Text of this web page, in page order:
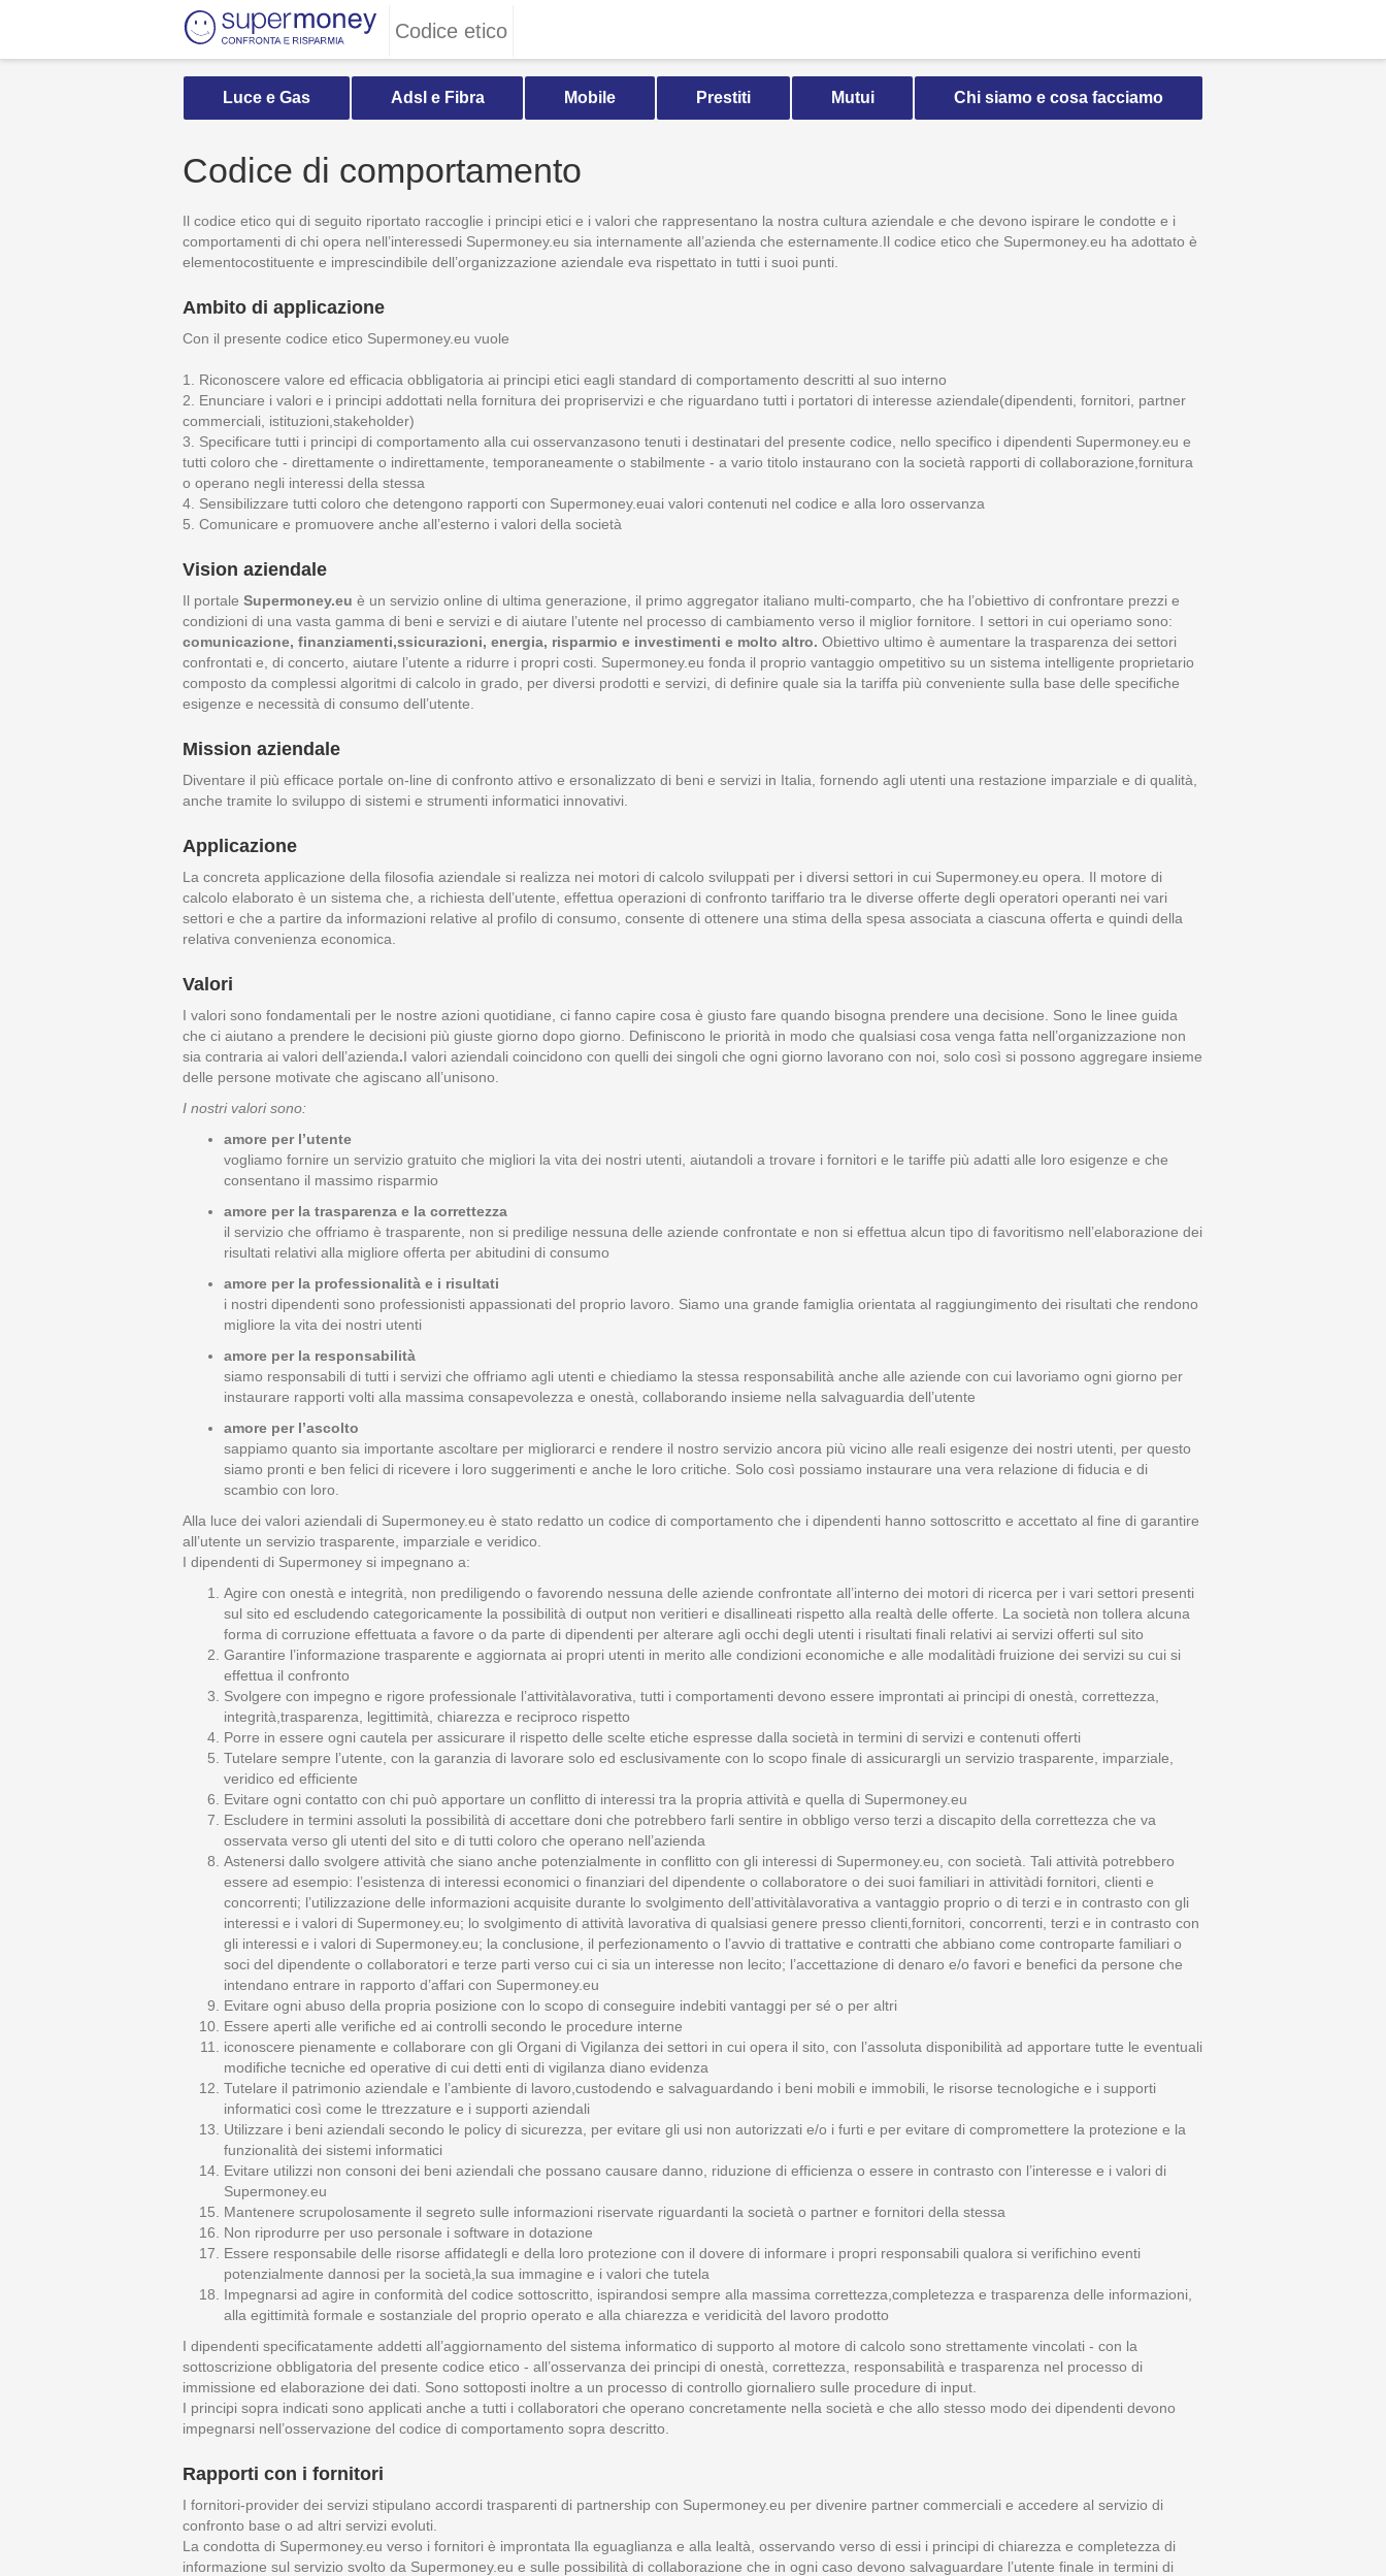
Codice etico
Luce e Gas Adsl e Fibra Mobile Prestiti Mutui Chi siamo e cosa facciamo
Codice di comportamento
Il codice etico qui di seguito riportato raccoglie i principi etici e i valori che rappresentano la nostra cultura aziendale e che devono ispirare le condotte e i
comportamenti di chi opera nell’interessedi Supermoney.eu sia internamente all’azienda che esternamente.Il codice etico che Supermoney.eu ha adottato è
elementocostituente e imprescindibile dell’organizzazione aziendale eva rispettato in tutti i suoi punti.
Ambito di applicazione
Con il presente codice etico Supermoney.eu vuole
1. Riconoscere valore ed efficacia obbligatoria ai principi etici eagli standard di comportamento descritti al suo interno
2. Enunciare i valori e i principi addottati nella fornitura dei propriservizi e che riguardano tutti i portatori di interesse aziendale(dipendenti, fornitori, partner
commerciali, istituzioni,stakeholder)
3. Specificare tutti i principi di comportamento alla cui osservanzasono tenuti i destinatari del presente codice, nello specifico i dipendenti Supermoney.eu e
tutti coloro che - direttamente o indirettamente, temporaneamente o stabilmente - a vario titolo instaurano con la società rapporti di collaborazione,fornitura
o operano negli interessi della stessa
4. Sensibilizzare tutti coloro che detengono rapporti con Supermoney.euai valori contenuti nel codice e alla loro osservanza
5. Comunicare e promuovere anche all’esterno i valori della società
Vision aziendale
Il portale Supermoney.eu è un servizio online di ultima generazione, il primo aggregator italiano multi-comparto, che ha l’obiettivo di confrontare prezzi e
condizioni di una vasta gamma di beni e servizi e di aiutare l’utente nel processo di cambiamento verso il miglior fornitore. I settori in cui operiamo sono:
comunicazione, finanziamenti,ssicurazioni, energia, risparmio e investimenti e molto altro. Obiettivo ultimo è aumentare la trasparenza dei settori
confrontati e, di concerto, aiutare l’utente a ridurre i propri costi. Supermoney.eu fonda il proprio vantaggio ompetitivo su un sistema intelligente proprietario
composto da complessi algoritmi di calcolo in grado, per diversi prodotti e servizi, di definire quale sia la tariffa più conveniente sulla base delle specifiche
esigenze e necessità di consumo dell’utente.
Mission aziendale
Diventare il più efficace portale on-line di confronto attivo e ersonalizzato di beni e servizi in Italia, fornendo agli utenti una restazione imparziale e di qualità,
anche tramite lo sviluppo di sistemi e strumenti informatici innovativi.
Applicazione
La concreta applicazione della filosofia aziendale si realizza nei motori di calcolo sviluppati per i diversi settori in cui Supermoney.eu opera. Il motore di
calcolo elaborato è un sistema che, a richiesta dell’utente, effettua operazioni di confronto tariffario tra le diverse offerte degli operatori operanti nei vari
settori e che a partire da informazioni relative al profilo di consumo, consente di ottenere una stima della spesa associata a ciascuna offerta e quindi della
relativa convenienza economica.
Valori
I valori sono fondamentali per le nostre azioni quotidiane, ci fanno capire cosa è giusto fare quando bisogna prendere una decisione. Sono le linee guida
che ci aiutano a prendere le decisioni più giuste giorno dopo giorno. Definiscono le priorità in modo che qualsiasi cosa venga fatta nell’organizzazione non
sia contraria ai valori dell’azienda.I valori aziendali coincidono con quelli dei singoli che ogni giorno lavorano con noi, solo così si possono aggregare insieme
delle persone motivate che agiscano all’unisono.
I nostri valori sono:
amore per l’utente
vogliamo fornire un servizio gratuito che migliori la vita dei nostri utenti, aiutandoli a trovare i fornitori e le tariffe più adatti alle loro esigenze e che
consentano il massimo risparmio
amore per la trasparenza e la correttezza
il servizio che offriamo è trasparente, non si predilige nessuna delle aziende confrontate e non si effettua alcun tipo di favoritismo nell’elaborazione dei
risultati relativi alla migliore offerta per abitudini di consumo
amore per la professionalità e i risultati
i nostri dipendenti sono professionisti appassionati del proprio lavoro. Siamo una grande famiglia orientata al raggiungimento dei risultati che rendono
migliore la vita dei nostri utenti
amore per la responsabilità
siamo responsabili di tutti i servizi che offriamo agli utenti e chiediamo la stessa responsabilità anche alle aziende con cui lavoriamo ogni giorno per
instaurare rapporti volti alla massima consapevolezza e onestà, collaborando insieme nella salvaguardia dell’utente
amore per l’ascolto
sappiamo quanto sia importante ascoltare per migliorarci e rendere il nostro servizio ancora più vicino alle reali esigenze dei nostri utenti, per questo
siamo pronti e ben felici di ricevere i loro suggerimenti e anche le loro critiche. Solo così possiamo instaurare una vera relazione di fiducia e di
scambio con loro.
Alla luce dei valori aziendali di Supermoney.eu è stato redatto un codice di comportamento che i dipendenti hanno sottoscritto e accettato al fine di garantire
all’utente un servizio trasparente, imparziale e veridico.
I dipendenti di Supermoney si impegnano a:
Agire con onestà e integrità, non prediligendo o favorendo nessuna delle aziende confrontate all’interno dei motori di ricerca per i vari settori presenti
sul sito ed escludendo categoricamente la possibilità di output non veritieri e disallineati rispetto alla realtà delle offerte. La società non tollera alcuna
forma di corruzione effettuata a favore o da parte di dipendenti per alterare agli occhi degli utenti i risultati finali relativi ai servizi offerti sul sito
Garantire l’informazione trasparente e aggiornata ai propri utenti in merito alle condizioni economiche e alle modalitàdi fruizione dei servizi su cui si
effettua il confronto
Svolgere con impegno e rigore professionale l’attivitàlavorativa, tutti i comportamenti devono essere improntati ai principi di onestà, correttezza,
integrità,trasparenza, legittimità, chiarezza e reciproco rispetto
Porre in essere ogni cautela per assicurare il rispetto delle scelte etiche espresse dalla società in termini di servizi e contenuti offerti
Tutelare sempre l’utente, con la garanzia di lavorare solo ed esclusivamente con lo scopo finale di assicurargli un servizio trasparente, imparziale,
veridico ed efficiente
Evitare ogni contatto con chi può apportare un conflitto di interessi tra la propria attività e quella di Supermoney.eu
Escludere in termini assoluti la possibilità di accettare doni che potrebbero farli sentire in obbligo verso terzi a discapito della correttezza che va
osservata verso gli utenti del sito e di tutti coloro che operano nell’azienda
Astenersi dallo svolgere attività che siano anche potenzialmente in conflitto con gli interessi di Supermoney.eu, con società. Tali attività potrebbero
essere ad esempio: l’esistenza di interessi economici o finanziari del dipendente o collaboratore o dei suoi familiari in attivitàdi fornitori, clienti e
concorrenti; l’utilizzazione delle informazioni acquisite durante lo svolgimento dell’attivitàlavorativa a vantaggio proprio o di terzi e in contrasto con gli
interessi e i valori di Supermoney.eu; lo svolgimento di attività lavorativa di qualsiasi genere presso clienti,fornitori, concorrenti, terzi e in contrasto con
gli interessi e i valori di Supermoney.eu; la conclusione, il perfezionamento o l’avvio di trattative e contratti che abbiano come controparte familiari o
soci del dipendente o collaboratori e terze parti verso cui ci sia un interesse non lecito; l’accettazione di denaro e/o favori e benefici da persone che
intendano entrare in rapporto d’affari con Supermoney.eu
Evitare ogni abuso della propria posizione con lo scopo di conseguire indebiti vantaggi per sé o per altri
Essere aperti alle verifiche ed ai controlli secondo le procedure interne
iconoscere pienamente e collaborare con gli Organi di Vigilanza dei settori in cui opera il sito, con l’assoluta disponibilità ad apportare tutte le eventuali
modifiche tecniche ed operative di cui detti enti di vigilanza diano evidenza
Tutelare il patrimonio aziendale e l’ambiente di lavoro,custodendo e salvaguardando i beni mobili e immobili, le risorse tecnologiche e i supporti
informatici così come le ttrezzature e i supporti aziendali
Utilizzare i beni aziendali secondo le policy di sicurezza, per evitare gli usi non autorizzati e/o i furti e per evitare di compromettere la protezione e la
funzionalità dei sistemi informatici
Evitare utilizzi non consoni dei beni aziendali che possano causare danno, riduzione di efficienza o essere in contrasto con l’interesse e i valori di
Supermoney.eu
Mantenere scrupolosamente il segreto sulle informazioni riservate riguardanti la società o partner e fornitori della stessa
Non riprodurre per uso personale i software in dotazione
Essere responsabile delle risorse affidategli e della loro protezione con il dovere di informare i propri responsabili qualora si verifichino eventi
potenzialmente dannosi per la società,la sua immagine e i valori che tutela
Impegnarsi ad agire in conformità del codice sottoscritto, ispirandosi sempre alla massima correttezza,completezza e trasparenza delle informazioni,
alla egittimità formale e sostanziale del proprio operato e alla chiarezza e veridicità del lavoro prodotto
I dipendenti specificatamente addetti all’aggiornamento del sistema informatico di supporto al motore di calcolo sono strettamente vincolati - con la
sottoscrizione obbligatoria del presente codice etico - all’osservanza dei principi di onestà, correttezza, responsabilità e trasparenza nel processo di
immissione ed elaborazione dei dati. Sono sottoposti inoltre a un processo di controllo giornaliero sulle procedure di input.
I principi sopra indicati sono applicati anche a tutti i collaboratori che operano concretamente nella società e che allo stesso modo dei dipendenti devono
impegnarsi nell’osservazione del codice di comportamento sopra descritto.
Rapporti con i fornitori
I fornitori-provider dei servizi stipulano accordi trasparenti di partnership con Supermoney.eu per divenire partner commerciali e accedere al servizio di
confronto base o ad altri servizi evoluti.
La condotta di Supermoney.eu verso i fornitori è improntata lla eguaglianza e alla lealtà, osservando verso di essi i principi di chiarezza e completezza di
informazione sul servizio svolto da Supermoney.eu e sulle possibilità di collaborazione che in ogni caso devono salvaguardare l’utente finale in termini di